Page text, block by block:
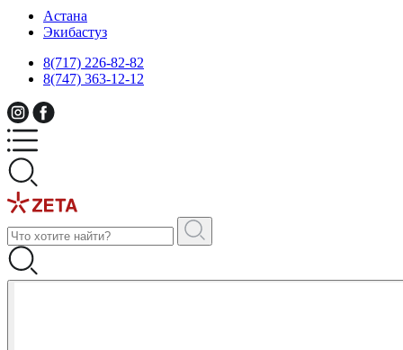
Астана
Экибастуз
8(717) 226-82-82
8(747) 363-12-12